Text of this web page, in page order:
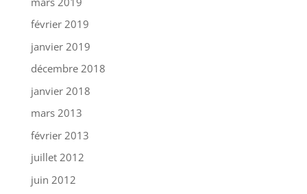
février 2019
janvier 2019
décembre 2018
janvier 2018
mars 2013
février 2013
juillet 2012
juin 2012